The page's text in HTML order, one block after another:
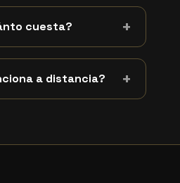
cuesta? +
a distancia? +